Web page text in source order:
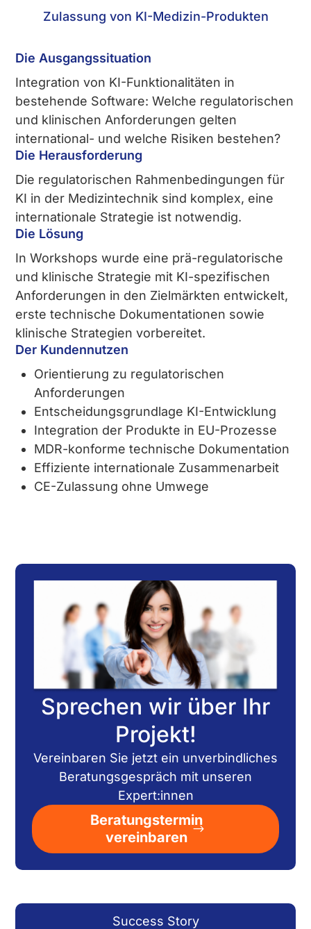
Zulassung von KI-Medizin-Produkten
Die Ausgangssituation
Integration von KI-Funktionalitäten in
bestehende Software: Welche regulatorischen
und klinischen Anforderungen gelten
international- und welche Risiken bestehen?
Die Herausforderung
Die regulatorischen Rahmenbedingungen für
KI in der Medizintechnik sind komplex, eine
internationale Strategie ist notwendig.
Die Lösung
In Workshops wurde eine prä-regulatorische
und klinische Strategie mit KI-spezifischen
Anforderungen in den Zielmärkten entwickelt,
erste technische Dokumentationen sowie
klinische Strategien vorbereitet.
Der Kundennutzen
Orientierung zu regulatorischen
Anforderungen
Entscheidungsgrundlage KI-Entwicklung
Integration der Produkte in EU-Prozesse
MDR-konforme technische Dokumentation
Effiziente internationale Zusammenarbeit
CE-Zulassung ohne Umwege
Sprechen wir über Ihr
Projekt!
Vereinbaren Sie jetzt ein unverbindliches
Beratungsgespräch mit unseren
Expert:innen
Beratungstermin
vereinbaren
Success Story